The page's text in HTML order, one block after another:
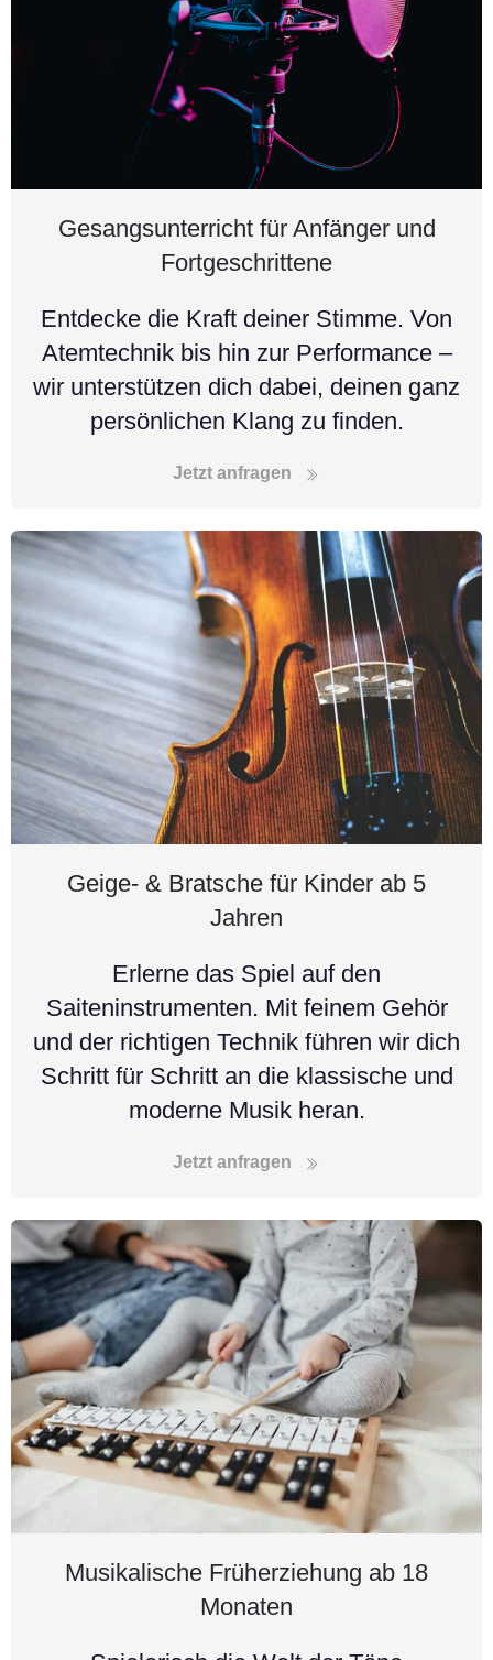
Gesangsunterricht für Anfänger und
Fortgeschrittene
Entdecke die Kraft deiner Stimme. Von
Atemtechnik bis hin zur Performance –
wir unterstützen dich dabei, deinen ganz
persönlichen Klang zu finden.
Jetzt anfragen
Geige- & Bratsche für Kinder ab 5
Jahren
Erlerne das Spiel auf den
Saiteninstrumenten. Mit feinem Gehör
und der richtigen Technik führen wir dich
Schritt für Schritt an die klassische und
moderne Musik heran.
Jetzt anfragen
Musikalische Früherziehung ab 18
Monaten